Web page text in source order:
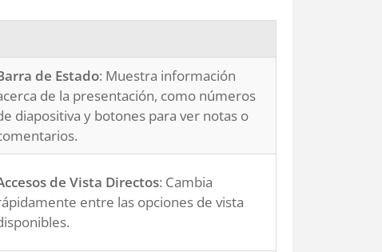
de Estado: Muestra información
de la presentación, como números
diapositiva y botones para ver notas o
de Vista Directos: Cambia
entre las opciones de vista